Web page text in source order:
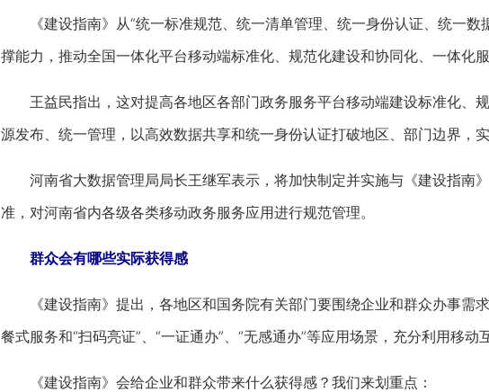
《建设指南》从“统一标准规范、统一清单管理、统一身份认证、统一数
撑能力，推动全国一体化平台移动端标准化、规范化建设和协同化、一体化服
王益民指出，这对提高各地区各部门政务服务平台移动端建设标准化、
源发布、统一管理，以高效数据共享和统一身份认证打破地区、部门边界，实
河南省大数据管理局局长王继军表示，将加快制定并实施与《建设指南
准，对河南省内各级各类移动政务服务应用进行规范管理。
群众会有哪些实际获得感
《建设指南》提出，各地区和国务院有关部门要围绕企业和群众办事需
餐式服务和“扫码亮证”、“一证通办”、“无感通办”等应用场景，充分利用移
《建设指南》会给企业和群众带来什么获得感？我们来划重点：